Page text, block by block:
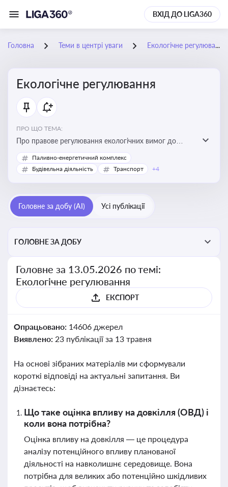
ВХІД ДО LIGA360
Головна Теми в центрі уваги Екологічне регулювання
Екологічне регулювання
ПРО ЩО ТЕМА:
Про правове регулювання екологічних вимог до
виробництв, включно з дозволами, перевірками,
стандартами викидів і гармонізацією з
Паливно-енергетичний комплекс
Будівельна діяльність
Транспорт +4
Головне за добу (AI) Усі публікації
ГОЛОВНЕ ЗА ДОБУ
Головне за 13.05.2026 по темі:
Екологічне регулювання
ЕКСПОРТ
Опрацьовано: 14606 джерел
Виявлено: 23 публікації за 13 травня
На основі зібраних матеріалів ми сформували
короткі відповіді на актуальні запитання. Ви
дізнаєтесь:
Що таке оцінка впливу на довкілля (ОВД) і
коли вона потрібна?
Оцінка впливу на довкілля — це процедура
аналізу потенційного впливу планованої
діяльності на навколишнє середовище. Вона
потрібна для великих або потенційно шкідливих